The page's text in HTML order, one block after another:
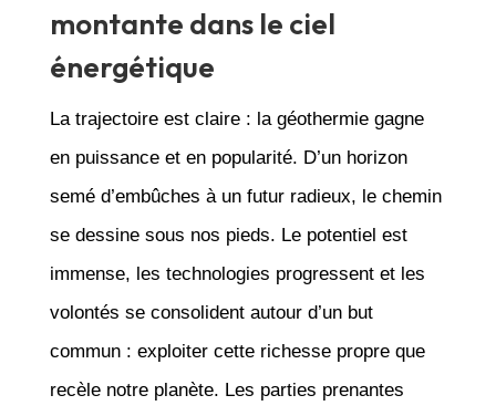
montante dans le ciel
énergétique
La trajectoire est claire : la géothermie gagne
en puissance et en popularité. D’un horizon
semé d’embûches à un futur radieux, le chemin
se dessine sous nos pieds. Le potentiel est
immense, les technologies progressent et les
volontés se consolident autour d’un but
commun : exploiter cette richesse propre que
recèle notre planète. Les parties prenantes